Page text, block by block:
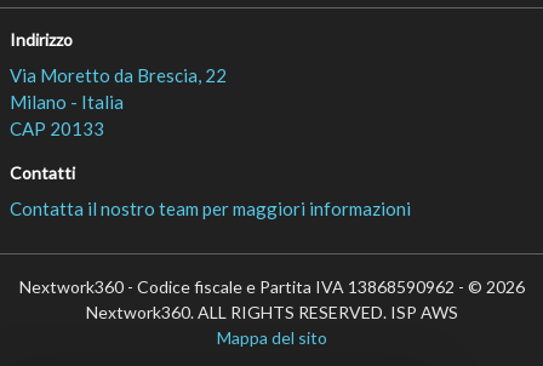
Indirizzo
Via Moretto da Brescia, 22
Milano - Italia
CAP 20133
Contatti
Contatta il nostro team per maggiori informazioni
Nextwork360 - Codice fiscale e Partita IVA 13868590962 - © 2026
Nextwork360. ALL RIGHTS RESERVED. ISP AWS
Mappa del sito